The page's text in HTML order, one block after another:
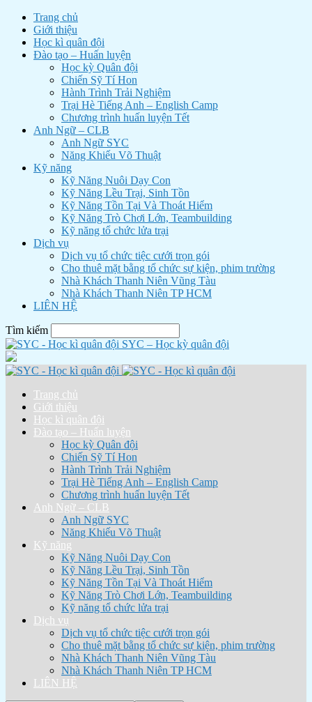
Trang chủ
Giới thiệu
Học kì quân đội
Đào tạo – Huấn luyện
Học kỳ Quân đội
Chiến Sỹ Tí Hon
Hành Trình Trải Nghiệm
Trại Hè Tiếng Anh – English Camp
Chương trình huấn luyện Tết
Anh Ngữ – CLB
Anh Ngữ SYC
Năng Khiếu Võ Thuật
Kỹ năng
Kỹ Năng Nuôi Dạy Con
Kỹ Năng Lều Trại, Sinh Tồn
Kỹ Năng Tồn Tại Và Thoát Hiểm
Kỹ Năng Trò Chơi Lớn, Teambuilding
Kỹ năng tổ chức lửa trại
Dịch vụ
Dịch vụ tổ chức tiệc cưới trọn gói
Cho thuê mặt bằng tổ chức sự kiện, phim trường
Nhà Khách Thanh Niên Vũng Tàu
Nhà Khách Thanh Niên TP HCM
LIÊN HỆ
Tìm kiếm
SYC – Học kỳ quân đội
Trang chủ
Giới thiệu
Học kì quân đội
Đào tạo – Huấn luyện
Học kỳ Quân đội
Chiến Sỹ Tí Hon
Hành Trình Trải Nghiệm
Trại Hè Tiếng Anh – English Camp
Chương trình huấn luyện Tết
Anh Ngữ – CLB
Anh Ngữ SYC
Năng Khiếu Võ Thuật
Kỹ năng
Kỹ Năng Nuôi Dạy Con
Kỹ Năng Lều Trại, Sinh Tồn
Kỹ Năng Tồn Tại Và Thoát Hiểm
Kỹ Năng Trò Chơi Lớn, Teambuilding
Kỹ năng tổ chức lửa trại
Dịch vụ
Dịch vụ tổ chức tiệc cưới trọn gói
Cho thuê mặt bằng tổ chức sự kiện, phim trường
Nhà Khách Thanh Niên Vũng Tàu
Nhà Khách Thanh Niên TP HCM
LIÊN HỆ